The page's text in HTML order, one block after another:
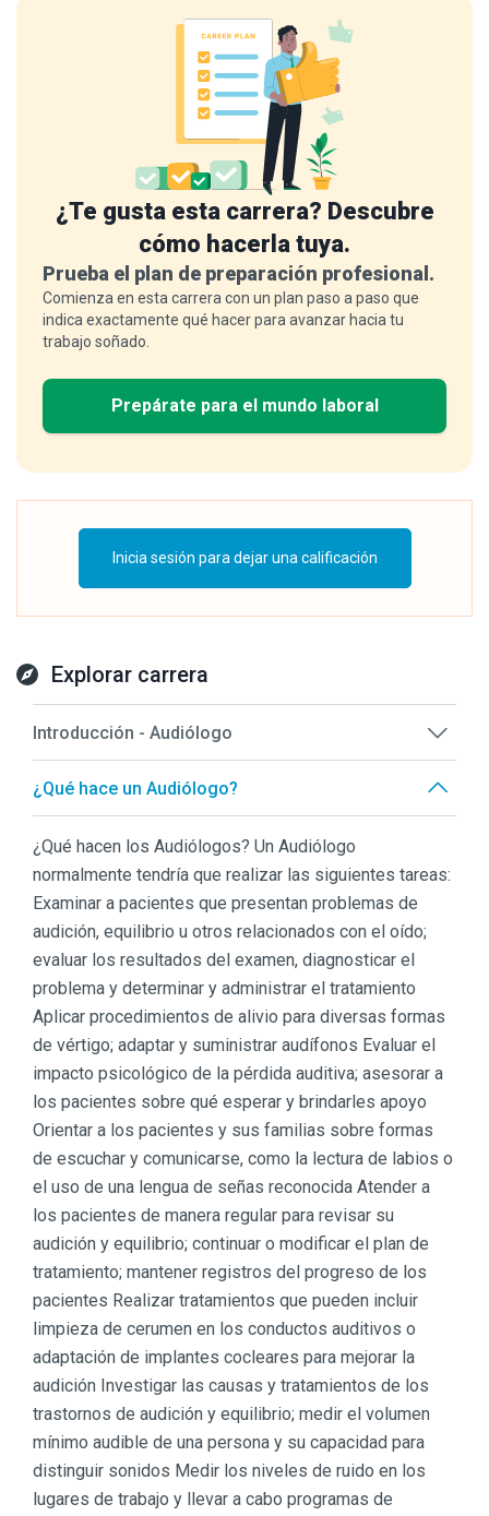
¿Te gusta esta carrera? Descubre
cómo hacerla tuya.
Prueba el plan de preparación profesional.
Comienza en esta carrera con un plan paso a paso que
indica exactamente qué hacer para avanzar hacia tu
trabajo soñado.
Prepárate para el mundo laboral
Inicia sesión para dejar una calificación
Explorar carrera
Introducción - Audiólogo
¿Qué hace un Audiólogo?
¿Qué hacen los Audiólogos? Un Audiólogo
normalmente tendría que realizar las siguientes tareas:
Examinar a pacientes que presentan problemas de
audición, equilibrio u otros relacionados con el oído;
evaluar los resultados del examen, diagnosticar el
problema y determinar y administrar el tratamiento
Aplicar procedimientos de alivio para diversas formas
de vértigo; adaptar y suministrar audífonos Evaluar el
impacto psicológico de la pérdida auditiva; asesorar a
los pacientes sobre qué esperar y brindarles apoyo
Orientar a los pacientes y sus familias sobre formas
de escuchar y comunicarse, como la lectura de labios o
el uso de una lengua de señas reconocida Atender a
los pacientes de manera regular para revisar su
audición y equilibrio; continuar o modificar el plan de
tratamiento; mantener registros del progreso de los
pacientes Realizar tratamientos que pueden incluir
limpieza de cerumen en los conductos auditivos o
adaptación de implantes cocleares para mejorar la
audición Investigar las causas y tratamientos de los
trastornos de audición y equilibrio; medir el volumen
mínimo audible de una persona y su capacidad para
distinguir sonidos Medir los niveles de ruido en los
lugares de trabajo y llevar a cabo programas de